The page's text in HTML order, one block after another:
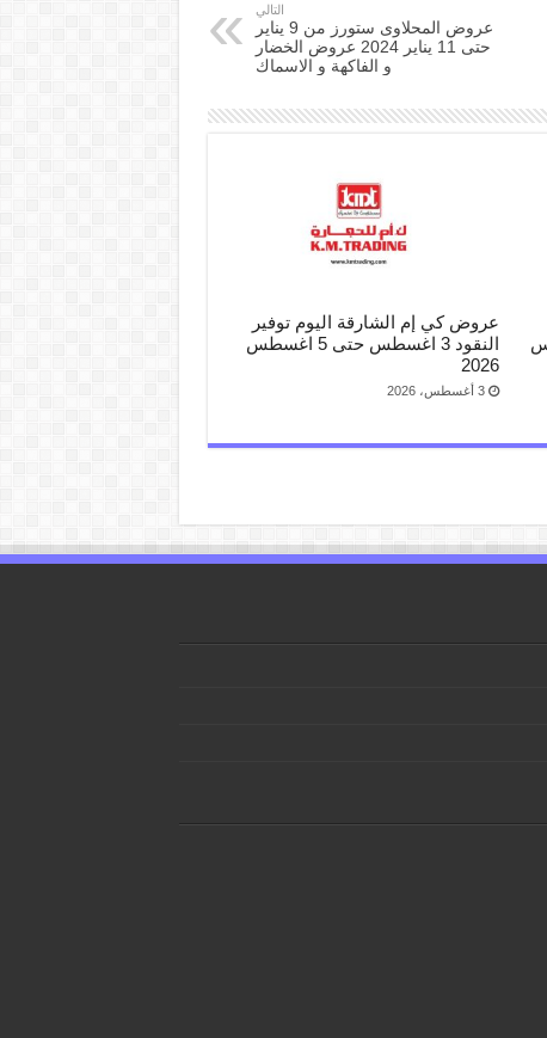
التالي
عروض المحلاوى ستورز من 9 يناير
حتى 11 يناير 2024 عروض الخضار
و الفاكهة و الاسماك
عروض كي إم الشارقة اليوم توفير
النقود 3 اغسطس حتى 5 اغسطس
2026
3 أغسطس، 2026